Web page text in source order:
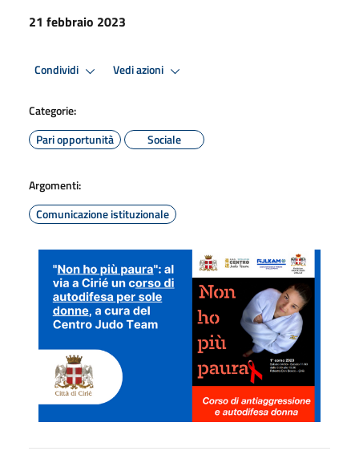
21 febbraio 2023
Condividi Vedi azioni
Categorie:
Pari opportunità
Sociale
Argomenti:
Comunicazione istituzionale